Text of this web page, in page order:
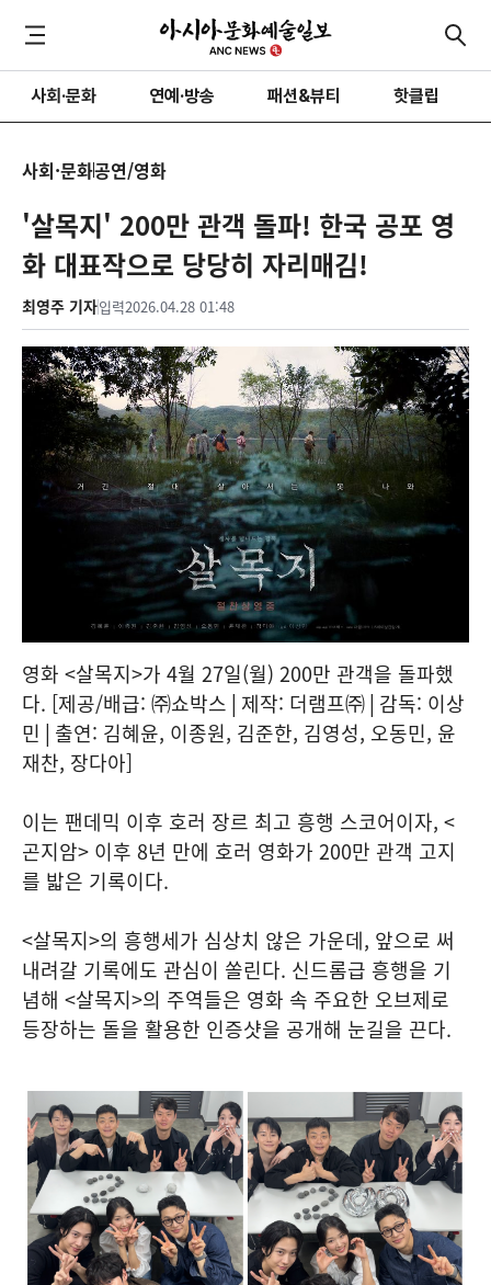
사회·문화 연예·방송 패션&뷰티 핫클립
사회·문화공연/영화
'살목지' 200만 관객 돌파! 한국 공포 영
화 대표작으로 당당히 자리매김!
최영주 기자입력2026.04.28 01:48
영화 <살목지>가 4월 27일(월) 200만 관객을 돌파했
다. [제공/배급: ㈜쇼박스│제작: 더램프㈜│감독: 이상
민│출연: 김혜윤, 이종원, 김준한, 김영성, 오동민, 윤
재찬, 장다아]
이는 팬데믹 이후 호러 장르 최고 흥행 스코어이자, <
곤지암> 이후 8년 만에 호러 영화가 200만 관객 고지
를 밟은 기록이다.
<살목지>​의 흥행세가 심상치 않은 가운데, 앞으로 써
내려갈 기록에도 관심이 쏠린다. 신드롬급 흥행을 기
념해 <살목지>의 주역들은 영화 속 주요한 오브제로
등장하는 돌을 활용한 인증샷을 공개해 눈길을 끈다.